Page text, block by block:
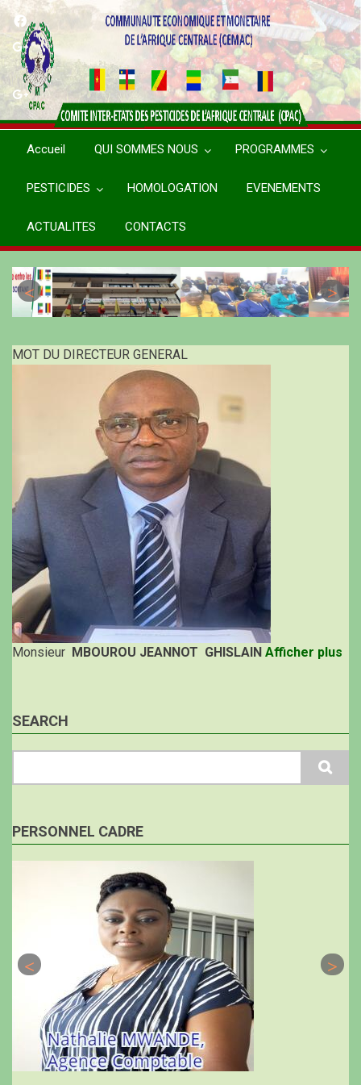
Aller
contenu
principal
Accueil QUI SOMMES NOUS PROGRAMMES
PESTICIDES HOMOLOGATION EVENEMENTS
ACTUALITES CONTACTS
MOT DU DIRECTEUR GENERAL
Monsieur MBOUROU JEANNOT GHISLAIN Afficher plus
SEARCH
PERSONNEL CADRE